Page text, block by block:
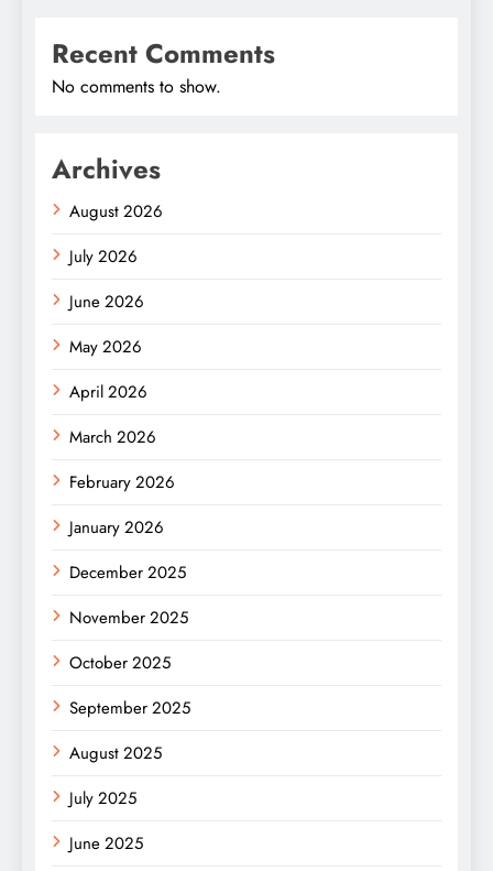
Recent Comments
No comments to show.
Archives
August 2026
July 2026
June 2026
May 2026
April 2026
March 2026
February 2026
January 2026
December 2025
November 2025
October 2025
September 2025
August 2025
July 2025
June 2025